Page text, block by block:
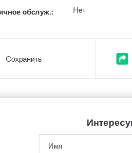
обслуж.:
Нет
Сохранить